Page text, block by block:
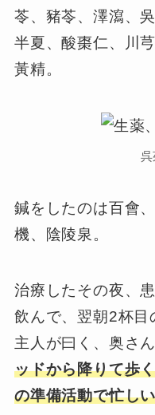
苓、豬苓、澤瀉、
半夏、酸棗仁、川
黃精。
鍼をしたのは百會
機、陰陵泉。
治療したその夜、
飲んで、翌朝2杯
主人が曰く、奥さ
ッドから降りて歩
の準備活動で忙し